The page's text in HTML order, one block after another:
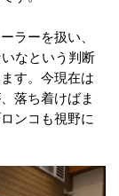
ラーを扱い、
なという判断
す。今現在は
落ち着けばま
ンコも視野に